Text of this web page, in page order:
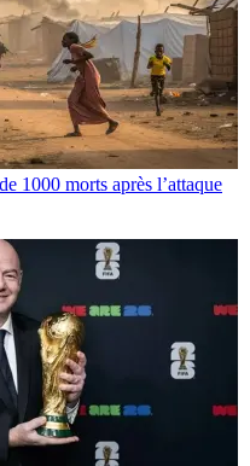
1000 morts après l’attaque